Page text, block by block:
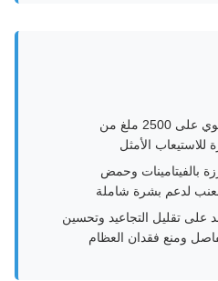
كل حصة تحتوي على 2500 ملغ من
للاستيعاب الأمثل
بالفيتامينات وحمض
لدعم بشرة شاملة
على تقليل التجاعيد وتحسين
ومنع فقدان العظام